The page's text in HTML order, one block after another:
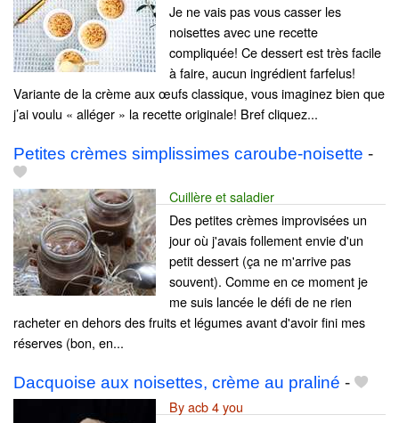
Je ne vais pas vous casser les
noisettes avec une recette
compliquée! Ce dessert est très facile
à faire, aucun ingrédient farfelus!
Variante de la crème aux œufs classique, vous imaginez bien que
j’ai voulu « alléger » la recette originale! Bref cliquez...
Petites crèmes simplissimes caroube-noisette -
Cuillère et saladier
Des petites crèmes improvisées un
jour où j'avais follement envie d'un
petit dessert (ça ne m'arrive pas
souvent). Comme en ce moment je
me suis lancée le défi de ne rien
racheter en dehors des fruits et légumes avant d'avoir fini mes
réserves (bon, en...
Dacquoise aux noisettes, crème au praliné -
By acb 4 you